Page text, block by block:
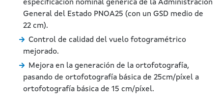
especificación nominal genérica de la Administración
General del Estado PNOA25 (con un GSD medio de
22 cm).
Control de calidad del vuelo fotogramétrico
mejorado.
Mejora en la generación de la ortofotografía,
pasando de ortofotografía básica de 25cm/píxel a
ortofotografía básica de 15 cm/píxel.